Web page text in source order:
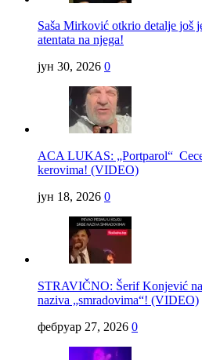
Saša Mirković otkrio detalje još
atentata na njega!
јун 30, 2026 0
ACA LUKAS: „Portparol“
kerovima! (VIDEO)
јун 18, 2026 0
STRAVIČNO: Šerif Konjević
naziva „smradovima“! (VIDEO)
фебруар 27, 2026 0